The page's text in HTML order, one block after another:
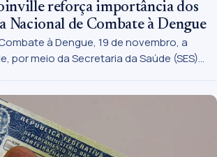
reforça importância dos
Nacional de Combate à Dengue
à Dengue, 19 de novembro, a
por meio da Secretaria da Saúde (SES)